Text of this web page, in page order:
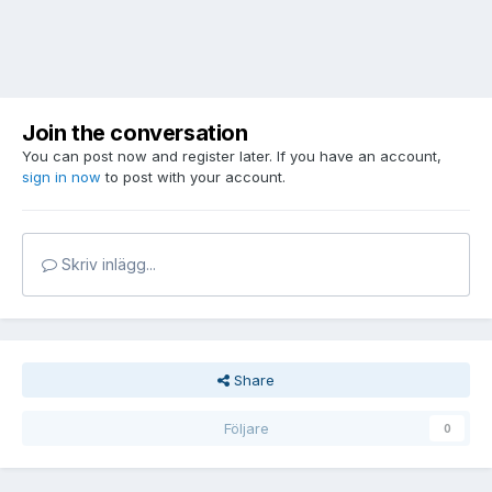
Join the conversation
You can post now and register later. If you have an account,
sign in now to post with your account.
Skriv inlägg...
Share
Följare 0